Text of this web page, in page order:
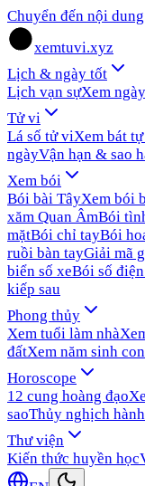
Chuyển đến nội
xemtuvi.xyz
Lịch & ngày tốt
Lịch vạn sựXem
Tử vi
Lá số tử viXem bát
ngàyVận hạn & sao
Xem bói
Bói bài TâyXem bói
xăm Quan ÂmBói
mặtBói chỉ tayBói
ruồi bàn tayGiải mã
biển số xeBói số
kiếp sau
Phong thủy
Xem tuổi làm nhà
đấtXem năm sinh con
Horoscope
12 cung hoàng đạo
saoThủy nghịch hành
Thư viện
Kiến thức huyền học